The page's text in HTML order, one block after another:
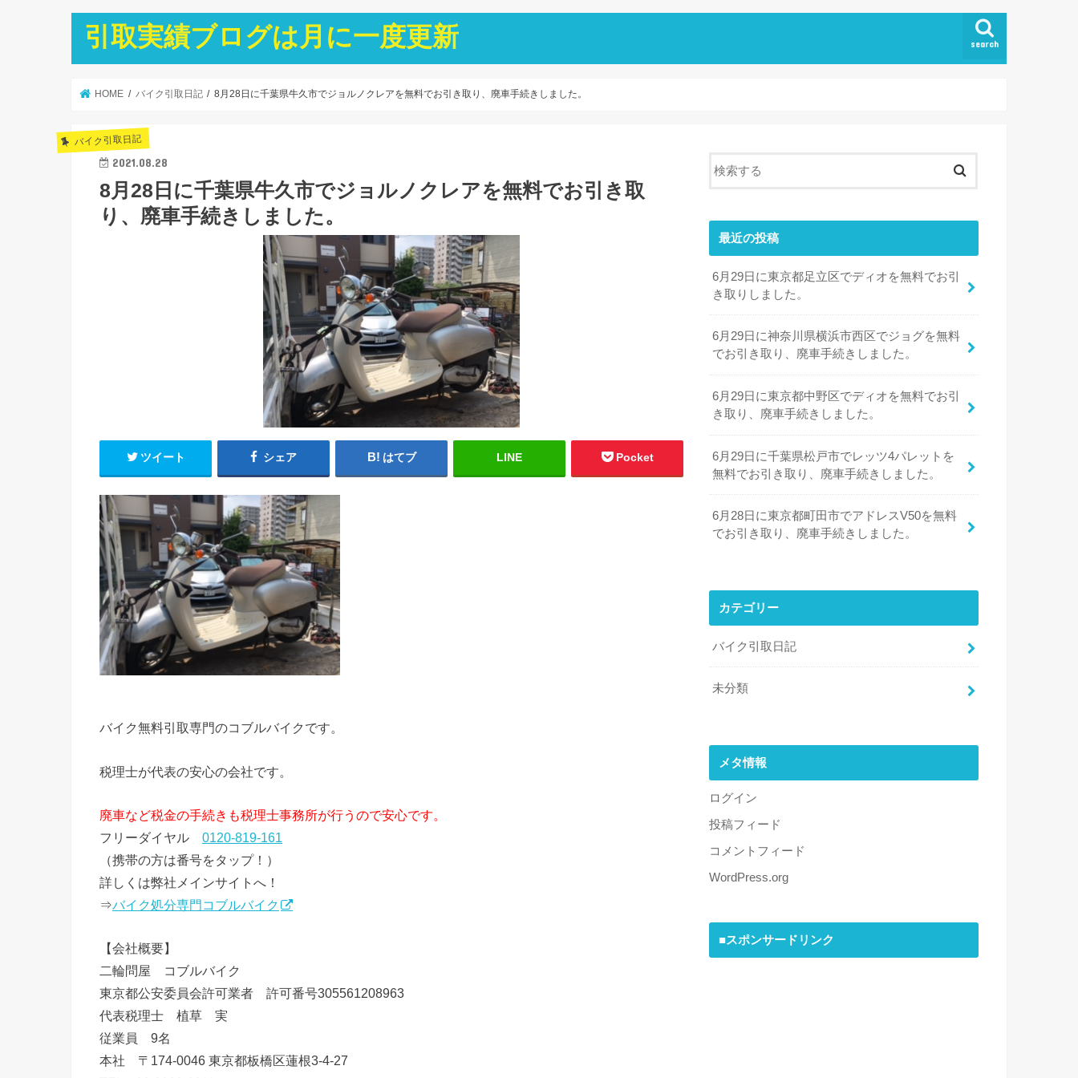
引取実績ブログは月に一度更新 search
HOME バイク引取日記 8月28日に千葉県牛久市でジョルノクレアを無料でお引き取り、廃車手続きしました。
バイク引取日記
2021.08.28
8月28日に千葉県牛久市でジョルノクレアを無料でお引き取
り、廃車手続きしました。
ツイート シェア はてブ LINE Pocket
バイク無料引取専門のコブルバイクです。
税理士が代表の安心の会社です。
廃車など税金の手続きも税理士事務所が行うので安心です。
フリーダイヤル 0120-819-161
（携帯の方は番号をタップ！）
詳しくは弊社メインサイトへ！
⇒バイク処分専門コブルバイク
【会社概要】
二輪問屋 コブルバイク
東京都公安委員会許可業者 許可番号305561208963
代表税理士 植草 実
従業員 9名
本社 〒174-0046 東京都板橋区蓮根3-4-27
最近の投稿
6月29日に東京都足立区でディオを無料でお引
き取りしました。
6月29日に神奈川県横浜市西区でジョグを無料
でお引き取り、廃車手続きしました。
6月29日に東京都中野区でディオを無料でお引
き取り、廃車手続きしました。
6月29日に千葉県松戸市でレッツ4パレットを
無料でお引き取り、廃車手続きしました。
6月28日に東京都町田市でアドレスV50を無料
でお引き取り、廃車手続きしました。
カテゴリー
バイク引取日記
未分類
メタ情報
ログイン
投稿フィード
コメントフィード
WordPress.org
■スポンサードリンク